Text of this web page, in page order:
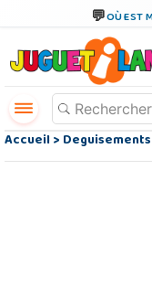
OÙ EST
Accueil>Deguisements